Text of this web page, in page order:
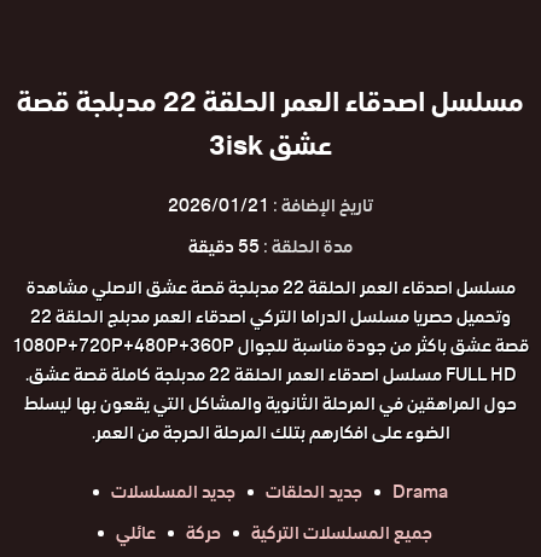
مسلسل اصدقاء العمر الحلقة 22 مدبلجة قصة
عشق 3isk
تاريخ الإضافة : 2026/01/21
مدة الحلقة :55 دقيقة
مسلسل اصدقاء العمر الحلقة 22 مدبلجة قصة عشق الاصلي مشاهدة
وتحميل حصريا مسلسل الدراما التركي اصدقاء العمر مدبلج الحلقة 22
قصة عشق باكثر من جودة مناسبة للجوال 1080P+720P+480P+360P
FULL HD مسلسل اصدقاء العمر الحلقة 22 مدبلجة كاملة قصة عشق.
حول المراهقين في المرحلة الثانوية والمشاكل التي يقعون بها ليسلط
الضوء على افكارهم بتلك المرحلة الحرجة من العمر.
Drama
جديد الحلقات
جديد المسلسلات
جميع المسلسلات التركية
حركة عائلي